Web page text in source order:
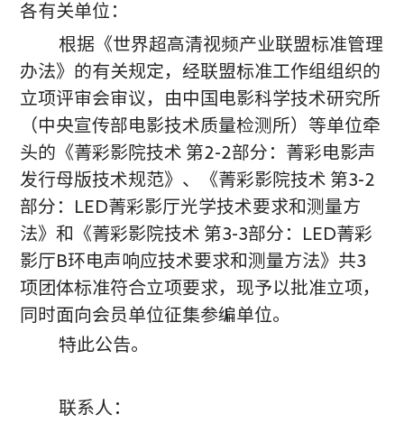
各有关单位：
根据《世界超高清视频产业联盟标准管理
办法》的有关规定，经联盟标准工作组组织的
立项评审会审议，由中国电影科学技术研究所
（中央宣传部电影技术质量检测所）等单位牵
头的《菁彩影院技术 第2-2部分：菁彩电影声
发行母版技术规范》、《菁彩影院技术 第3-2
部分：LED菁彩影厅光学技术要求和测量方
法》和《菁彩影院技术 第3-3部分：LED菁彩
影厅B环电声响应技术要求和测量方法》共3
项团体标准符合立项要求，现予以批准立项，
同时面向会员单位征集参编单位。
特此公告。
联系人：